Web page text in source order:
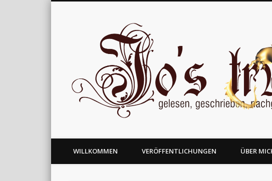
gelesen, geschrieben und nachgedacht
WILLKOMMEN VERÖFFENTLICHUNGEN ÜBER